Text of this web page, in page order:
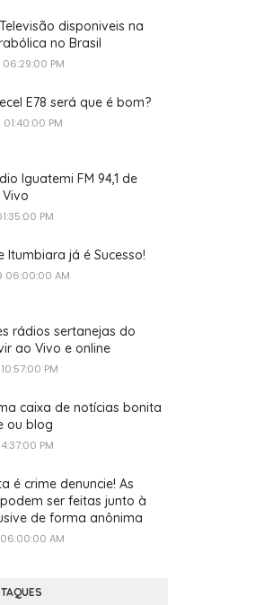
disponiveis na
no Brasil
PM
E78 será que é bom?
PM
Iguatemi FM 94,1 de
PM
Itumbiara já é Sucesso!
06:00:00 AM
rádios sertanejas do
ao Vivo e online
PM
caixa de notícias bonita
ou blog
PM
é crime denuncie! As
ser feitas junto à
de forma anônima
AM